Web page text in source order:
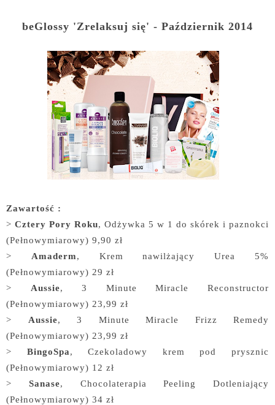
beGlossy 'Zrelaksuj się' - Październik 2014
Zawartość :
> Cztery Pory Roku, Odżywka 5 w 1 do skórek i paznokci
(Pełnowymiarowy) 9,90 zł
> Amaderm, Krem nawilżający Urea 5%
(Pełnowymiarowy) 29 zł
> Aussie, 3 Minute Miracle Reconstructor
(Pełnowymiarowy) 23,99 zł
> Aussie, 3 Minute Miracle Frizz Remedy
(Pełnowymiarowy) 23,99 zł
> BingoSpa, Czekoladowy krem pod prysznic
(Pełnowymiarowy) 12 zł
> Sanase, Chocolaterapia Peeling Dotleniający
(Pełnowymiarowy) 34 zł